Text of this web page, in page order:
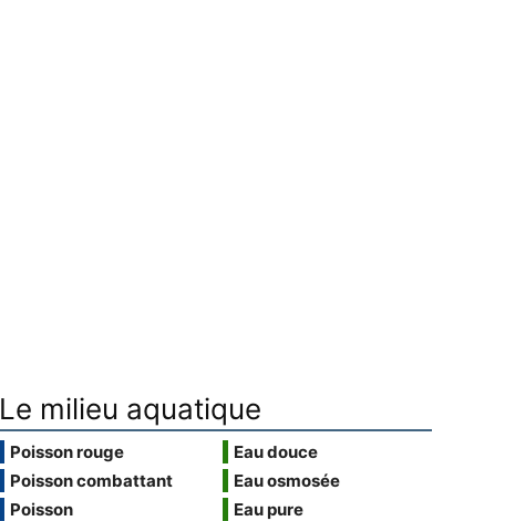
Le milieu aquatique
Poisson rouge
Poisson combattant
Poisson
Eau douce
Eau osmosée
Eau pure